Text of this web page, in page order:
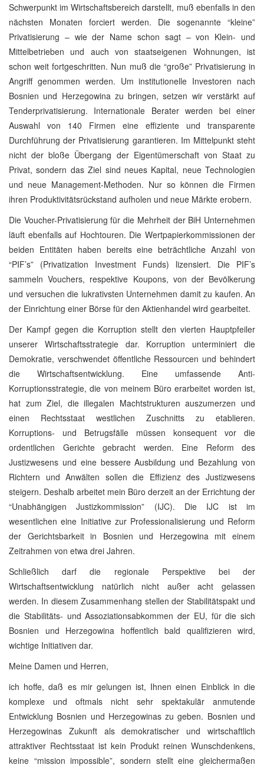
Schwerpunkt im Wirtschaftsbereich darstellt, muß ebenfalls in den
nächsten Monaten forciert werden. Die sogenannte “kleine”
Privatisierung – wie der Name schon sagt – von Klein- und
Mittelbetrieben und auch von staatseigenen Wohnungen, ist
schon weit fortgeschritten. Nun muß die “große” Privatisierung in
Angriff genommen werden. Um institutionelle Investoren nach
Bosnien und Herzegowina zu bringen, setzen wir verstärkt auf
Tenderprivatisierung. Internationale Berater werden bei einer
Auswahl von 140 Firmen eine effiziente und transparente
Durchführung der Privatisierung garantieren. Im Mittelpunkt steht
nicht der bloße Übergang der Eigentümerschaft von Staat zu
Privat, sondern das Ziel sind neues Kapital, neue Technologien
und neue Management-Methoden. Nur so können die Firmen
ihren Produktivitätsrückstand aufholen und neue Märkte erobern.
Die Voucher-Privatisierung für die Mehrheit der BiH Unternehmen
läuft ebenfalls auf Hochtouren. Die Wertpapierkommissionen der
beiden Entitäten haben bereits eine beträchtliche Anzahl von
“PIF’s” (Privatization Investment Funds) lizensiert. Die PIF’s
sammeln Vouchers, respektive Koupons, von der Bevölkerung
und versuchen die lukrativsten Unternehmen damit zu kaufen. An
der Einrichtung einer Börse für den Aktienhandel wird gearbeitet.
Der Kampf gegen die Korruption stellt den vierten Hauptpfeiler
unserer Wirtschaftsstrategie dar. Korruption unterminiert die
Demokratie, verschwendet öffentliche Ressourcen und behindert
die Wirtschaftsentwicklung. Eine umfassende Anti-
Korruptionsstrategie, die von meinem Büro erarbeitet worden ist,
hat zum Ziel, die illegalen Machtstrukturen auszumerzen und
einen Rechtsstaat westlichen Zuschnitts zu etablieren.
Korruptions- und Betrugsfälle müssen konsequent vor die
ordentlichen Gerichte gebracht werden. Eine Reform des
Justizwesens und eine bessere Ausbildung und Bezahlung von
Richtern und Anwälten sollen die Effizienz des Justizwesens
steigern. Deshalb arbeitet mein Büro derzeit an der Errichtung der
“Unabhängigen Justizkommission” (IJC). Die IJC ist im
wesentlichen eine Initiative zur Professionalisierung und Reform
der Gerichtsbarkeit in Bosnien und Herzegowina mit einem
Zeitrahmen von etwa drei Jahren.
Schließlich darf die regionale Perspektive bei der
Wirtschaftsentwicklung natürlich nicht außer acht gelassen
werden. In diesem Zusammenhang stellen der Stabilitätspakt und
die Stabilitäts- und Assoziationsabkommen der EU, für die sich
Bosnien und Herzegowina hoffentlich bald qualifizieren wird,
wichtige Initiativen dar.
Meine Damen und Herren,
ich hoffe, daß es mir gelungen ist, Ihnen einen Einblick in die
komplexe und oftmals nicht sehr spektakulär anmutende
Entwicklung Bosnien und Herzegowinas zu geben. Bosnien und
Herzegowinas Zukunft als demokratischer und wirtschaftlich
attraktiver Rechtsstaat ist kein Produkt reinen Wunschdenkens,
keine “mission impossible”, sondern stellt eine gleichermaßen